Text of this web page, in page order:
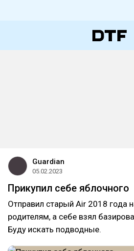
Guardian
05.02.2023
Прикупил себе яблочного
Отправил старый Air 2018 года
родителям, а себе взял
Буду искать подводные.